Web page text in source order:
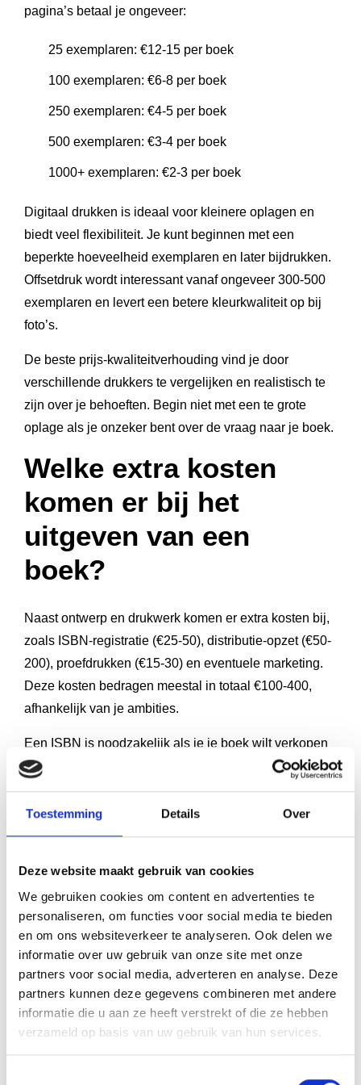
Toestemming Details Over
Deze website maakt gebruik van cookies
We gebruiken cookies om content en advertenties te
personaliseren, om functies voor social media te bieden
en om ons websiteverkeer te analyseren. Ook delen we
informatie over uw gebruik van onze site met onze
partners voor social media, adverteren en analyse. Deze
partners kunnen deze gegevens combineren met andere
informatie die u aan ze heeft verstrekt of die ze hebben
verzameld op basis van uw gebruik van hun services.
pagina’s betaal je ongeveer:
25 exemplaren: €12-15 per boek
100 exemplaren: €6-8 per boek
250 exemplaren: €4-5 per boek
500 exemplaren: €3-4 per boek
1000+ exemplaren: €2-3 per boek
Digitaal drukken is ideaal voor kleinere oplagen en
biedt veel flexibiliteit. Je kunt beginnen met een
beperkte hoeveelheid exemplaren en later bijdrukken.
Offsetdruk wordt interessant vanaf ongeveer 300-500
exemplaren en levert een betere kleurkwaliteit op bij
foto’s.
De beste prijs-kwaliteitverhouding vind je door
verschillende drukkers te vergelijken en realistisch te
zijn over je behoeften. Begin niet met een te grote
oplage als je onzeker bent over de vraag naar je boek.
Welke extra kosten
komen er bij het
uitgeven van een
boek?
Naast ontwerp en drukwerk komen er extra kosten bij,
zoals ISBN-registratie (€25-50), distributie-opzet (€50-
200), proefdrukken (€15-30) en eventuele marketing.
Deze kosten bedragen meestal in totaal €100-400,
afhankelijk van je ambities.
Een ISBN is noodzakelijk als je je boek wilt verkopen
via boekhandels of online platforms. Dit kost eenmalig
€25-50 en geeft je boek een unieke identificatie.
Distributie naar platforms zoals Bol.com en Amazon
vraagt vaak een eenmalige setupfee van €50-200.
Proefdrukken zijn belangrijk om de kwaliteit te
controleren voordat je de volledige oplage laat
drukken. Reken op €15-30 per proefexemplaar. Plan
hier tijd voor in: een proefdruk geeft je de kans om nog
kleine aanpassingen te doen.
Tekstcorrecties en revisies kunnen extra kosten met
zich meebrengen als je na goedkeuring nog
wijzigingen wilt doorvoeren. Zorg daarom voor een